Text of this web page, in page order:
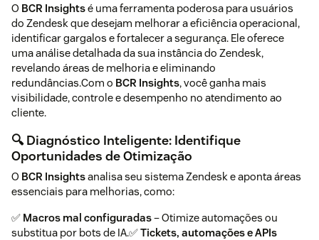
O BCR Insightsé uma ferramenta poderosa para usuários
do Zendesk que desejam melhorar a eficiência operacional,
identificar gargalos e fortalecer a segurança. Ele oferece
uma análise detalhada da sua instância do Zendesk,
revelando áreas de melhoria e eliminando
redundâncias.Com o BCR Insights, você ganha mais
visibilidade, controle e desempenho no atendimento ao
cliente.
🔍 Diagnóstico Inteligente: Identifique
Oportunidades de Otimização
O BCR Insightsanalisa seu sistema Zendesk e aponta áreas
essenciais para melhorias, como:
✅ Macros mal configuradas– Otimize automações ou
substitua por bots de IA.✅Tickets, automações e APIs